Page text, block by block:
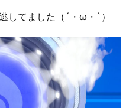
してました（´・ω・`）